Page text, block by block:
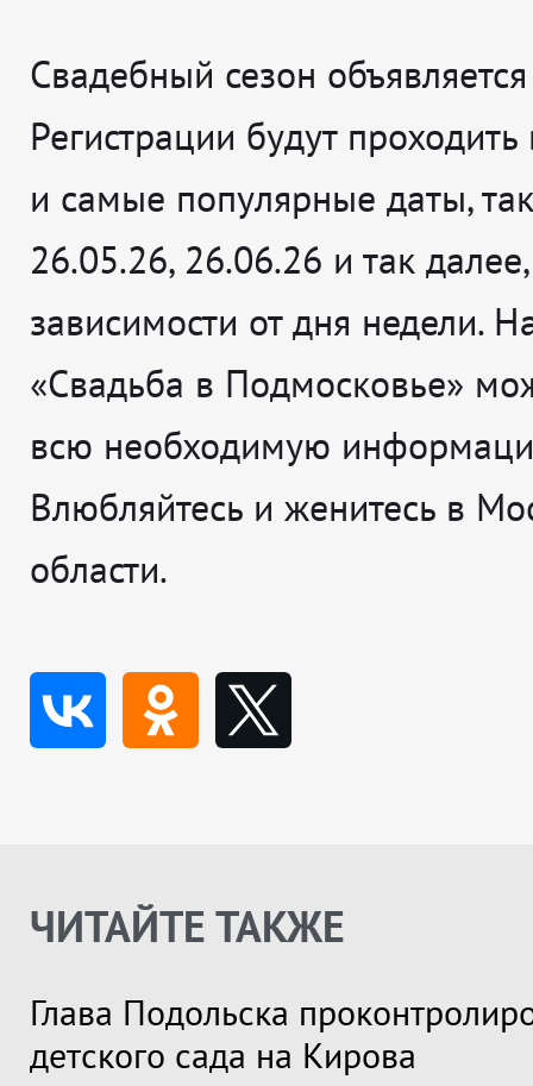
Свадебный сезон
Регистрации будут
и самые популярные даты,
26.05.26, 26.06.26 и так
зависимости от дня недели.
«Свадьба в Подмосковье»
всю необходимую
Влюбляйтесь и женитесь в
области.
ЧИТАЙТЕ ТАКЖЕ
Глава Подольска
детского сада на Кирова